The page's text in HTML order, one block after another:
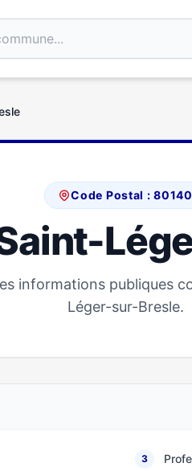
Code Postal : 80140
informations publiques
Léger-sur-Bresle.
3